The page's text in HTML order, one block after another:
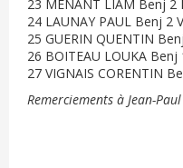
23 MENANT LIAM Benj 2
24 LAUNAY PAUL Benj 2
25 GUERIN QUENTIN
26 BOITEAU LOUKA Benj
27 VIGNAIS CORENTIN
Remerciements à Jean-